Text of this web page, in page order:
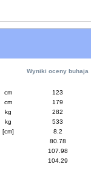
Wyniki oceny buhaja
cm
123
cm
179
kg
282
kg
533
[cm]
8.2
80.78
107.98
104.29